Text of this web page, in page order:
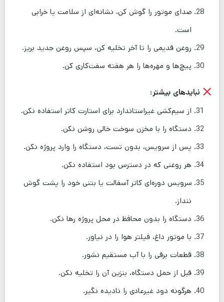
است.
روغن قدیمی را تا آخر تخلیه کن، سپس روغن جدید بریز.
پیچ‌ها و مهره‌ها را هر هفته سفت‌کاری کن.
نبایدهای بیشتر:
از سیم‌کشی غیراستاندارد برای استارت کاتر استفاده نکن.
دستگاه را با مخزن سوخت خالی روشن نکن.
پس از سرویس، بدون تست، دستگاه را وارد پروژه نکن.
هر روغنی که در دسترس بود استفاده نکن.
ننداز.
دستگاه را بدون محافظ در محل پروژه رها نکن.
با موتور داغ، فیلتر هوا را در نیاور.
قطعات برقی را با آب مستقیم نشور.
قبل از حمل دستگاه، بنزین آن را تخلیه نکن.
هرگونه دود غیرعادی را نادیده نگیر.